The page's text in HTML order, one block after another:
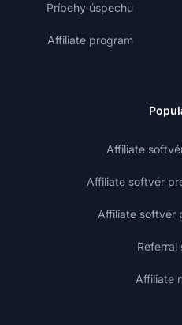
Príbehy úspechu
Affiliate program
Affiliate
Affiliate softvér
Affiliate softvér
Referral
Affiliate